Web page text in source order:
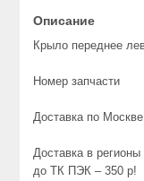
Описание
Крыло переднее
Номер запчасти
Доставка по
Доставка в
до ТК ПЭК – 350 р!